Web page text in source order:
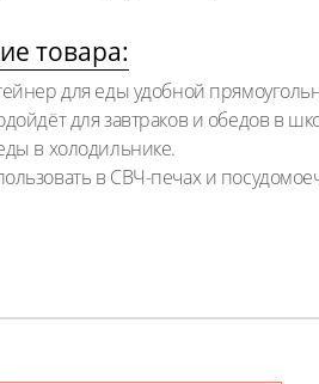
товара:
для еды удобной
для завтраков и обедов в
в холодильнике.
в СВЧ-печах и